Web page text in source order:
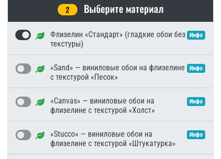
2 Выберите материал
Флизелин «Стандарт» (гладкие обои без
текстуры)
Инфо
«Sand» — виниловые обои на флизелине
с текстурой «Песок»
Инфо
«Canvas» — виниловые обои на
флизелине с текстурой «Холст»
Инфо
«Stucco» — виниловые обои на
флизелине с текстурой «Штукатурка»
Инфо